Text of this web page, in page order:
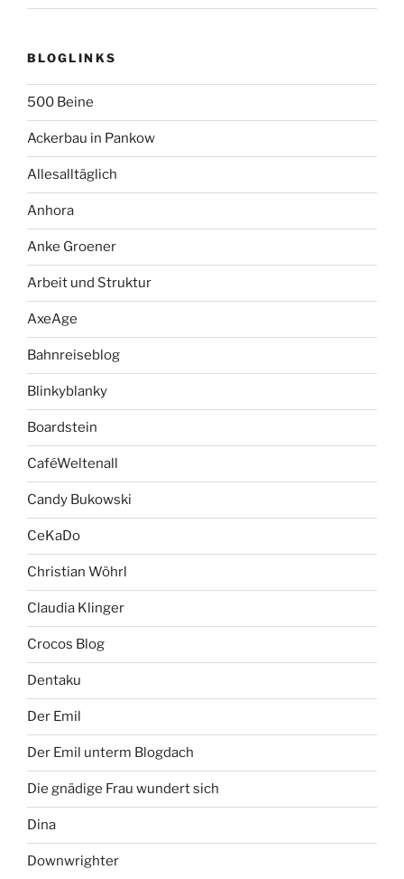
BLOGLINKS
500 Beine
Ackerbau in Pankow
Allesalltäglich
Anhora
Anke Groener
Arbeit und Struktur
AxeAge
Bahnreiseblog
Blinkyblanky
Boardstein
CaféWeltenall
Candy Bukowski
CeKaDo
Christian Wöhrl
Claudia Klinger
Crocos Blog
Dentaku
Der Emil
Der Emil unterm Blogdach
Die gnädige Frau wundert sich
Dina
Downwrighter